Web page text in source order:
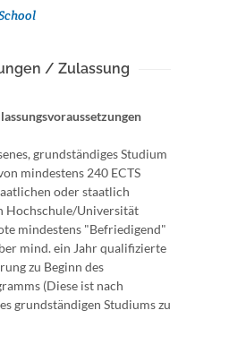
/ Zulassung
grundständiges Studium
mindestens 240 ECTS
oder staatlich
Hochschule/Universität
mindestens "Befriedigend"
mind. ein Jahr qualifizierte
zu Beginn des
(Diese ist nach
grundständigen Studiums zu